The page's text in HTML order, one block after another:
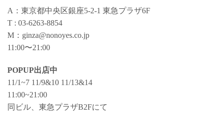
A：東京都中央区銀座5-2-1 東急プラザ6F
T : 03-6263-8854
M：ginza@nonoyes.co.jp
11:00〜21:00
POPUP出店中
11/1~7 11/9&10 11/13&14
11:00~21:00
同ビル、東急プラザB2Fにて